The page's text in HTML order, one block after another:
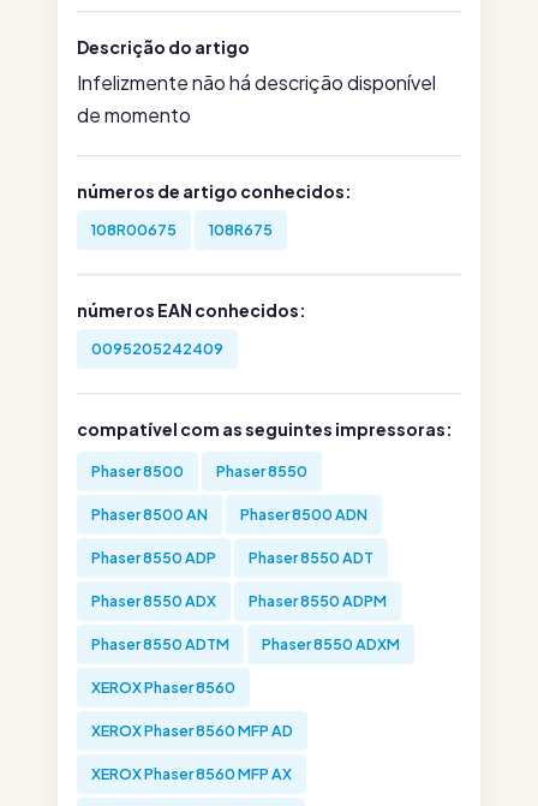
Descrição do artigo
Infelizmente não há descrição disponível
de momento
números de artigo conhecidos:
108R00675 108R675
números EAN conhecidos:
0095205242409
compatível com as seguintes impressoras:
Phaser 8500 Phaser 8550
Phaser 8500 AN Phaser 8500 ADN
Phaser 8550 ADP Phaser 8550 ADT
Phaser 8550 ADX Phaser 8550 ADPM
Phaser 8550 ADTM Phaser 8550 ADXM
XEROX Phaser 8560
XEROX Phaser 8560 MFP AD
XEROX Phaser 8560 MFP AX